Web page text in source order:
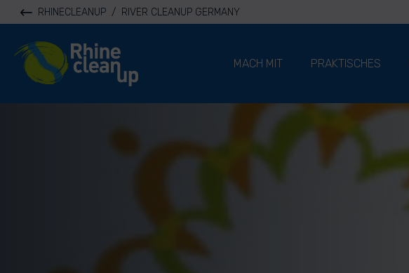
RHINECLEANUP / RIVER CLEANUP GERMANY
River Cleanup
MACH MIT
PRAKTISCHES